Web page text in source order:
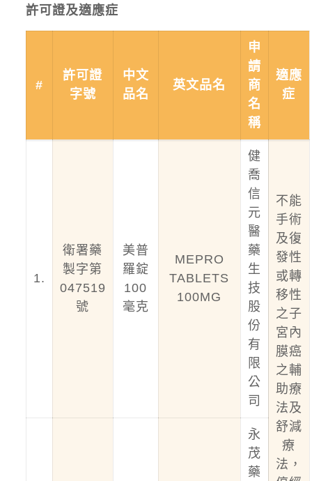
許可證及適應症
#
許可證
字號
中文
品名
英文品名
申
請
商
名
稱
適應
症
1.
衛署藥
製字第
047519
號
美普
羅錠
100
毫克
MEPRO
TABLETS
100MG
健
喬
信
元
醫
藥
生
技
股
份
有
限
公
司
不能
手術
及復
發性
或轉
移性
之子
宮內
膜癌
之輔
助療
法及
舒減
療
法，
永
茂
藥